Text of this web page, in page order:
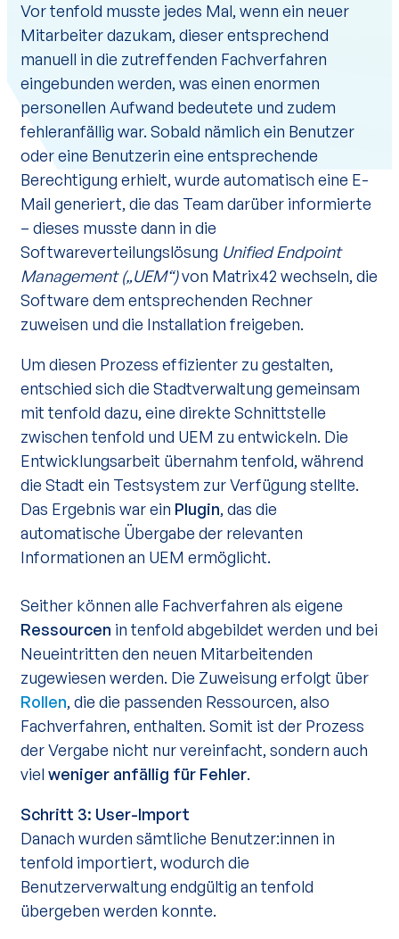
Vor tenfold musste jedes Mal, wenn ein neuer
Mitarbeiter dazukam, dieser entsprechend
manuell in die zutreffenden Fachverfahren
eingebunden werden, was einen enormen
personellen Aufwand bedeutete und zudem
fehleranfällig war. Sobald nämlich ein Benutzer
oder eine Benutzerin eine entsprechende
Berechtigung erhielt, wurde automatisch eine E-
Mail generiert, die das Team darüber informierte
– dieses musste dann in die
Softwareverteilungslösung Unified Endpoint
Management („UEM“)von Matrix42 wechseln, die
Software dem entsprechenden Rechner
zuweisen und die Installation freigeben.
Um diesen Prozess effizienter zu gestalten,
entschied sich die Stadtverwaltung gemeinsam
mit tenfold dazu, eine direkte Schnittstelle
zwischen tenfold und UEM zu entwickeln. Die
Entwicklungsarbeit übernahm tenfold, während
die Stadt ein Testsystem zur Verfügung stellte.
Das Ergebnis war ein Plugin, das die
automatische Übergabe der relevanten
Informationen an UEM ermöglicht.
Seither können alle Fachverfahren als eigene
Ressourcen in tenfold abgebildet werden und bei
Neueintritten den neuen Mitarbeitenden
zugewiesen werden. Die Zuweisung erfolgt über
Rollen, die die passenden Ressourcen, also
Fachverfahren, enthalten. Somit ist der Prozess
der Vergabe nicht nur vereinfacht, sondern auch
viel weniger anfällig für Fehler.
Schritt 3: User-Import
Danach wurden sämtliche Benutzer:innen in
tenfold importiert, wodurch die
Benutzerverwaltung endgültig an tenfold
übergeben werden konnte.